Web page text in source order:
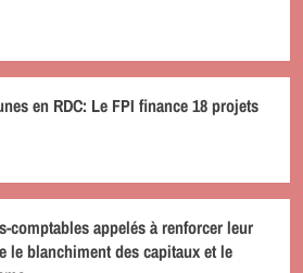
en RDC: Le FPI finance 18 projets
comptables appelés à renforcer leur
le blanchiment des capitaux et le